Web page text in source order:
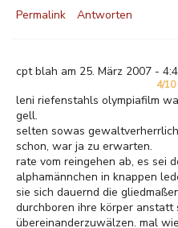
Permalink
Antworten
cpt blah am 25. März 2007 -
4/10
leni riefenstahls olympiafilm
gell.
selten sowas
schon, war ja zu erwarten.
rate vom reingehen ab, es sei
alphamännchen in knappen
sie sich dauernd die
durchboren ihre körper
übereinanderzuwälzen. mal